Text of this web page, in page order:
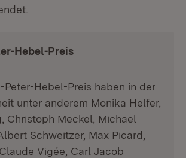
Hebel-Preis
Peter-Hebel-Preis haben in der
unter anderem Monika Helfer,
Christoph Meckel, Michael
Schweitzer, Max Picard,
Vigée, Carl Jacob